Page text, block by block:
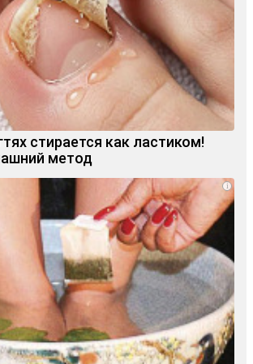
стирается как ластиком!
метод
i